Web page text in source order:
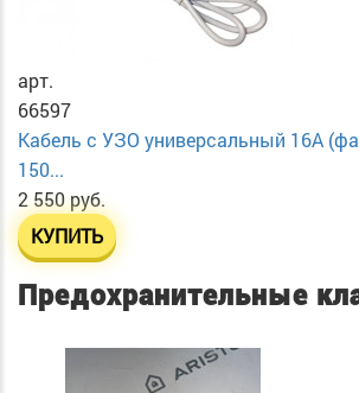
арт.
66597
Кабель с УЗО универсальный 16А
150...
2 550 руб.
КУПИТЬ
Предохранительные